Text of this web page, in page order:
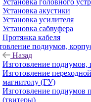
Установка головного
Установка акустики
Установка усилителя
Установка сабвуфера
Протяжка кабеля
подиумов,
Назад
Изготовление подиумов,
Изготовление
магнитолу (ГУ)
Изготовление подиумов
(твитеры)